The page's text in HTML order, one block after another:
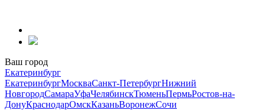
содержанию
Ваш город
Екатеринбург
ЕкатеринбургМоскваСанкт-ПетербургНижний
НовгородСамараУфаЧелябинскТюменьПермьРостов-на-
ДонуКраснодарОмскКазаньВоронежСочи